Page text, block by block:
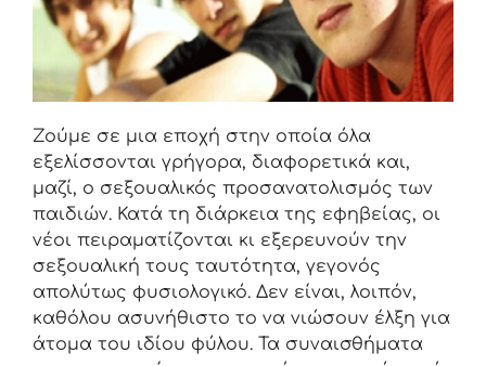
Ζούμε σε μια εποχή στην οποία όλα
εξελίσσονται γρήγορα, διαφορετικά και,
μαζί, ο σεξουαλικός προσανατολισμός των
παιδιών. Κατά τη διάρκεια της εφηβείας, οι
νέοι πειραματίζονται κι εξερευνούν την
σεξουαλική τους ταυτότητα, γεγονός
απολύτως φυσιολογικό. Δεν είναι, λοιπόν,
καθόλου ασυνήθιστο το να νιώσουν έλξη για
άτομα του ιδίου φύλου. Τα συναισθήματα